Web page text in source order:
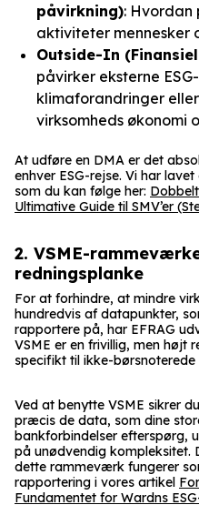
påvirkning): Hvordan
aktiviteter mennesker
Outside-In
påvirker eksterne
klimaforandringer
virksomheds økonomi
At udføre en DMA er det
enhver ESG-rejse. Vi har
som du kan følge her:
Ultimative Guide til SMV’er
2. VSME-
redningsplanke
For at forhindre, at mindre
hundredvis af datapunkter,
rapportere på, har EFRAG
VSME er en frivillig, men højt
specifikt til ikke-børsnoterede
Ved at benytte VSME sikrer
præcis de data, som dine
bankforbindelser efterspørg,
på unødvendig kompleksitet.
dette rammeværk fungerer
rapportering i vores artikel
Fundamentet for Wardns